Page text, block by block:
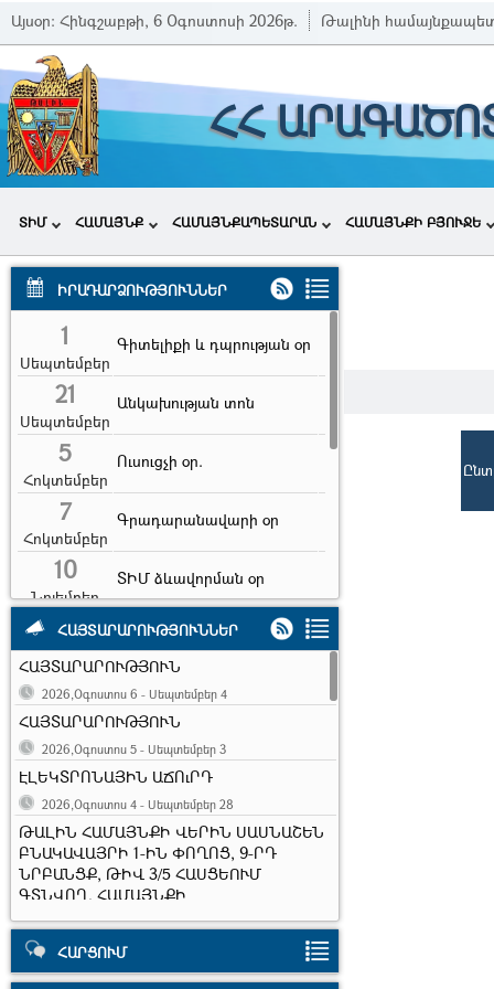
Այսօր: Հինգշաբթի, 6 Օգոստոսի 2026թ. Թալինի
ՀՀ
ՏԻՄ ՀԱՄԱՅՆՔ ՀԱՄԱՅՆՔԱՊԵՏԱՐԱՆ ՀԱՄԱՅՆՔԻ ԲՅՈՒՋԵ
ԻՐԱԴԱՐՁՈՒԹՅՈՒՆՆԵՐ
1
Սեպտեմբեր
Գիտելիքի և դպրության օր
21
Սեպտեմբեր
Անկախության տոն
5
Հոկտեմբեր
Ուսուցչի օր.
7
Հոկտեմբեր
Գրադարանավարի օր
10
Նոյեմբեր
ՏԻՄ ձևավորման օր
10
Նոյեմբեր
Երիտասարդության
համաշխարհային օր
7
Դեկտեմբեր
Երկրաշարժի զոհերի
հիշատակի օր
31
Դեկտեմբեր
Ամանոր
6
Հունվար
Սուրբ ծնունդ և
հայտնություն
13
Հունվար
Հին նոր տարի
ՀԱՅՏԱՐԱՐՈՒԹՅՈՒՆՆԵՐ
ՀԱՅՏԱՐԱՐՈՒԹՅՈՒՆ
2026,Օգոստոս 6 - Սեպտեմբեր 4
ՀԱՅՏԱՐԱՐՈՒԹՅՈՒՆ
2026,Օգոստոս 5 - Սեպտեմբեր 3
ԷԼԵԿՏՐՈՆԱՅԻՆ ԱՃՈւՐԴ
2026,Օգոստոս 4 - Սեպտեմբեր 28
ԹԱԼԻՆ ՀԱՄԱՅՆՔԻ ՎԵՐԻՆ ՍԱՍՆԱՇԵՆ
ԲՆԱԿԱՎԱՅՐԻ 1-ԻՆ ՓՈՂՈՑ, 9-ՐԴ
ՆՐԲԱՆՑՔ, ԹԻՎ 3/5 ՀԱՍՑԵՈՒՄ
ԳՏՆՎՈՂ, ՀԱՄԱՅՆՔԻ
ՍԵՓԱԿԱՆՈՒԹՅՈՒՆ ՀԱՆԴԻՍԱՑՈՂ
1,1585 ՀԱ ՄԱԿԵՐԵՍՈՎ ՀՈՂԱՏԱՐԱԾՔԸ
ԵՎ ՆՐԱ ՎՐԱ ԳՏՆՎՈՂ
ՇԻՆՈՒԹՅՈՒՆՆԵՐԸ ՎԱՐՁԱԿԱԼՈՒԹՅԱՆ
ՀԱՐՑՈՒՄ